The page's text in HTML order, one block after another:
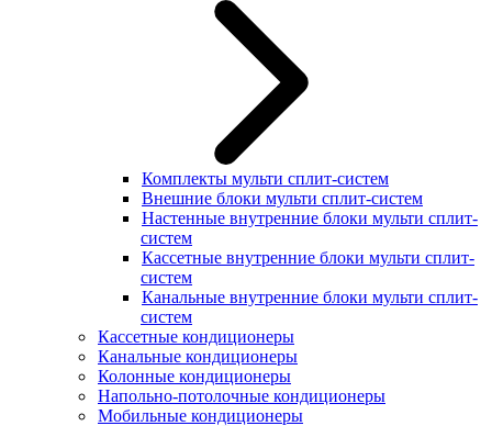
Комплекты мульти сплит-систем
Внешние блоки мульти сплит-систем
Настенные внутренние блоки мульти сплит-
систем
Кассетные внутренние блоки мульти сплит-
систем
Канальные внутренние блоки мульти сплит-
систем
Кассетные кондиционеры
Канальные кондиционеры
Колонные кондиционеры
Напольно-потолочные кондиционеры
Мобильные кондиционеры